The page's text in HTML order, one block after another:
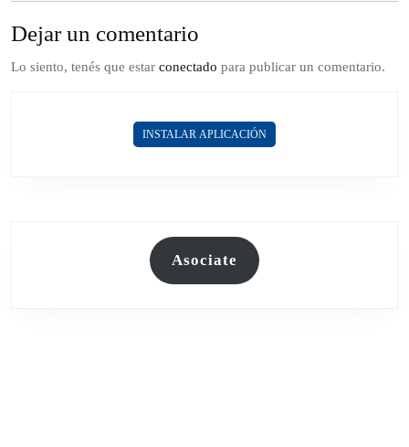
Dejar un comentario
Lo siento, tenés que estar conectado para publicar un comentario.
INSTALAR APLICACIÓN
Asociate